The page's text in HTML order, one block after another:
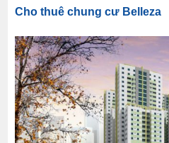
Cho thuê chung cư Belleza